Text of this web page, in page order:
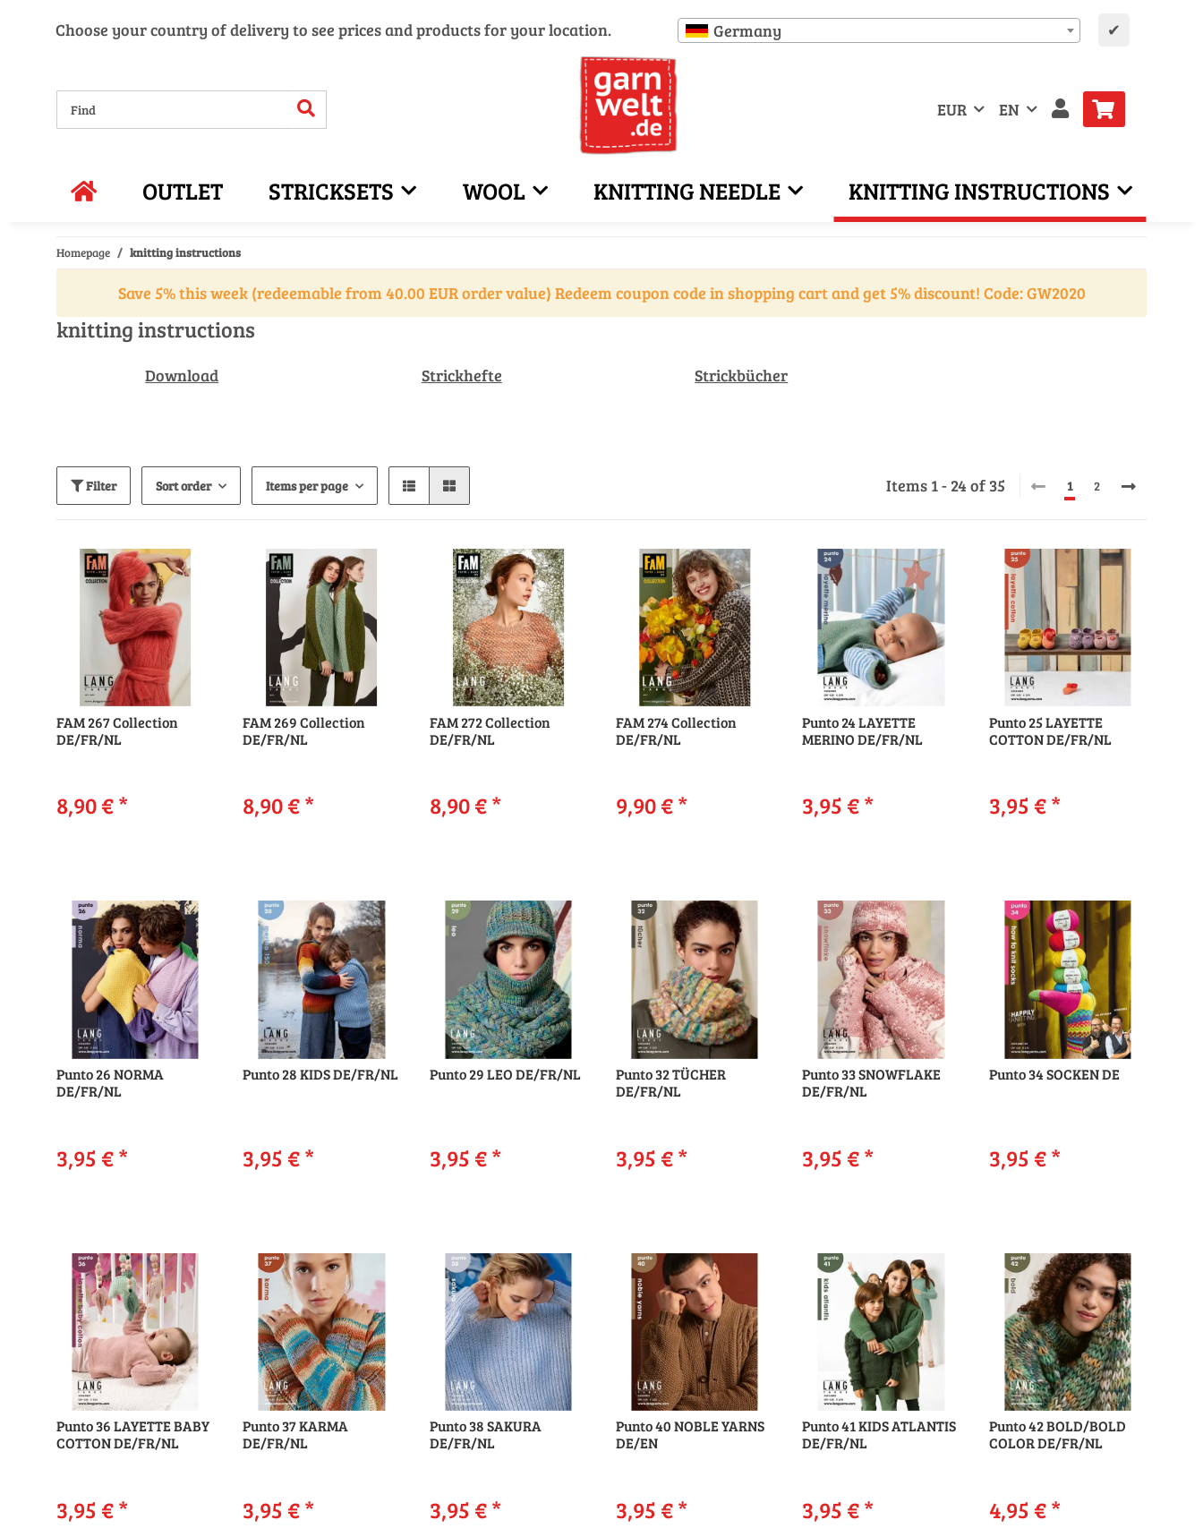
Choose your country of delivery to see prices and products for your location. Germany ✔
EUR EN
OUTLET STRICKSETS WOOL KNITTING NEEDLE KNITTING INSTRUCTIONS
Homepage knitting instructions
Save 5% this week (redeemable from 40.00 EUR order value) Redeem coupon code in shopping cart and get 5% discount! Code: GW2020
knitting instructions
Download Strickhefte Strickbücher
Filter Sort order Items per page Items 1 - 24 of 35 1 2
FAM 267 Collection
DE/FR/NL
8,90 €*
FAM 269 Collection
DE/FR/NL
8,90 €*
FAM 272 Collection
DE/FR/NL
8,90 €*
FAM 274 Collection
DE/FR/NL
9,90 €*
Punto 24 LAYETTE
MERINO DE/FR/NL
3,95 €*
Punto 25 LAYETTE
COTTON DE/FR/NL
3,95 €*
Punto 26 NORMA
DE/FR/NL
3,95 €*
Punto 28 KIDS DE/FR/NL
3,95 €*
Punto 29 LEO DE/FR/NL
3,95 €*
Punto 32 TÜCHER
DE/FR/NL
3,95 €*
Punto 33 SNOWFLAKE
DE/FR/NL
3,95 €*
Punto 34 SOCKEN DE
3,95 €*
Punto 36 LAYETTE BABY
COTTON DE/FR/NL
3,95 €*
Punto 37 KARMA
DE/FR/NL
3,95 €*
Punto 38 SAKURA
DE/FR/NL
3,95 €*
Punto 40 NOBLE YARNS
DE/EN
3,95 €*
Punto 41 KIDS ATLANTIS
DE/FR/NL
3,95 €*
Punto 42 BOLD/BOLD
COLOR DE/FR/NL
4,95 €*